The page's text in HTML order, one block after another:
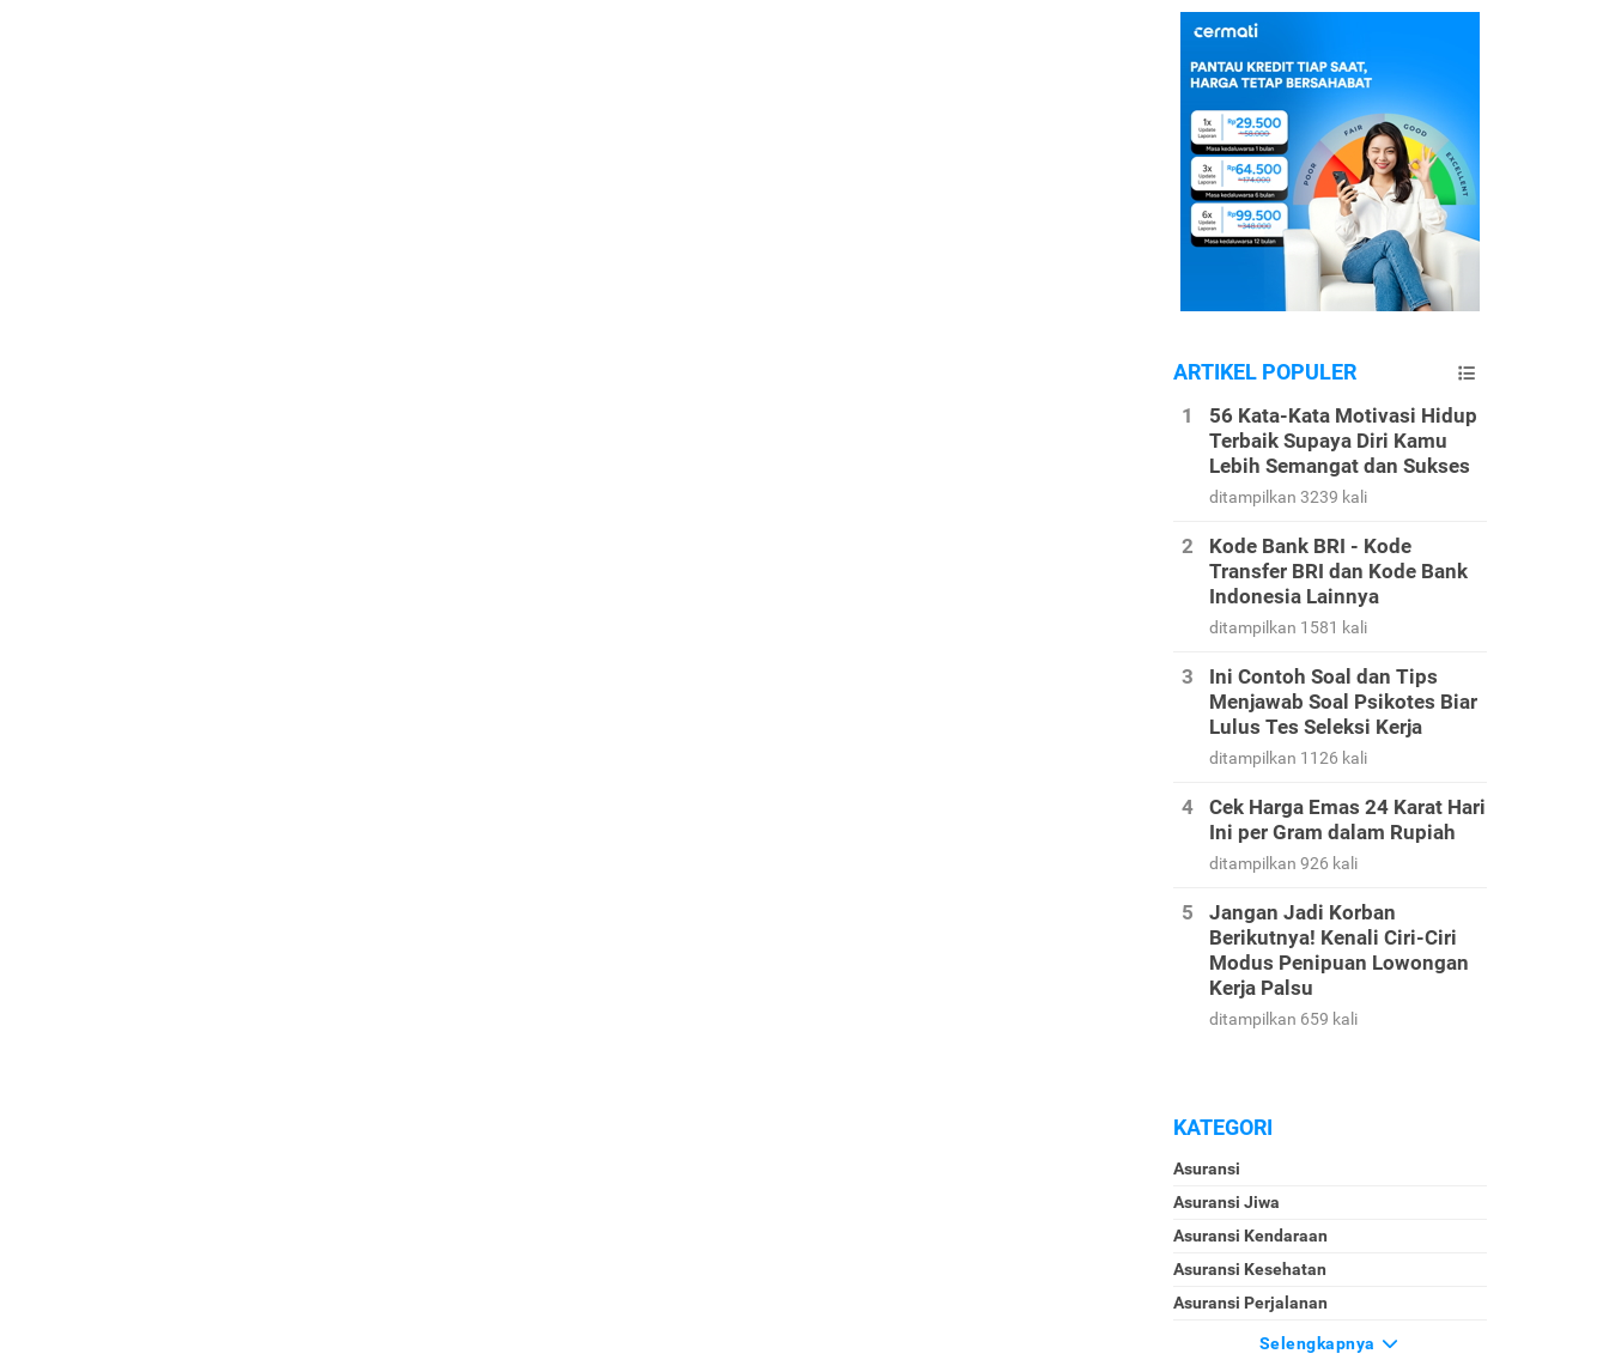
ARTIKEL POPULER
56 Kata-Kata Motivasi Hidup
Terbaik Supaya Diri Kamu
Lebih Semangat dan Sukses
ditampilkan 3239 kali
Kode Bank BRI - Kode
Transfer BRI dan Kode Bank
Indonesia Lainnya
ditampilkan 1581 kali
Ini Contoh Soal dan Tips
Menjawab Soal Psikotes Biar
Lulus Tes Seleksi Kerja
ditampilkan 1126 kali
Cek Harga Emas 24 Karat Hari
Ini per Gram dalam Rupiah
ditampilkan 926 kali
Jangan Jadi Korban
Berikutnya! Kenali Ciri-Ciri
Modus Penipuan Lowongan
Kerja Palsu
ditampilkan 659 kali
KATEGORI
Asuransi
Asuransi Jiwa
Asuransi Kendaraan
Asuransi Kesehatan
Asuransi Perjalanan
Selengkapnya